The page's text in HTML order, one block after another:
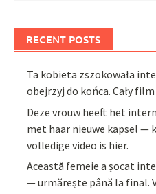
RECENT POSTS
Ta kobieta zszokowała
obejrzyj do końca. Cały
Deze vrouw heeft het
met haar nieuwe kapsel —
volledige video is hier.
Această femeie a șocat
— urmărește până la final.